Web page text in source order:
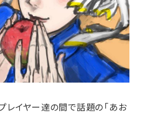
レイヤー達の間で話題の「あお